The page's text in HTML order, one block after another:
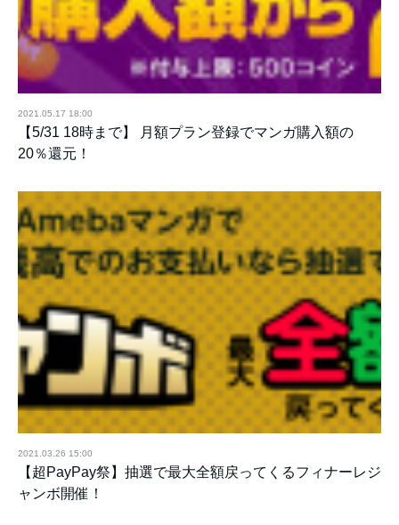
2021.05.17 18:00
【5/31 18時まで】 月額プラン登録でマンガ購入額の
20％還元！
2021.03.26 15:00
【超PayPay祭】抽選で最大全額戻ってくるフィナーレジ
ャンボ開催！